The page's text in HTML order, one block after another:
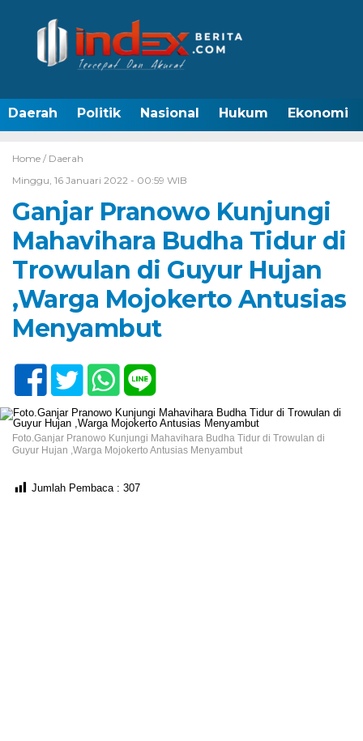
Daerah Politik Nasional Hukum Ekonomi
Home / Daerah
Minggu, 16 Januari 2022 - 00:59 WIB
Ganjar Pranowo Kunjungi
Mahavihara Budha Tidur di
Trowulan di Guyur Hujan
,Warga Mojokerto Antusias
Menyambut
Foto.Ganjar Pranowo Kunjungi Mahavihara Budha Tidur di Trowulan di
Guyur Hujan ,Warga Mojokerto Antusias Menyambut
Jumlah Pembaca : 307